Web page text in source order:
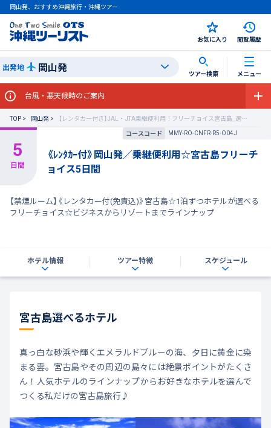
岡山発、おすすめ沖縄旅行・沖縄ツアー
お気に入り 閲覧履歴
出発地 岡山発 ツアー検索 メニュー
台風・悪天候時のご案内
TOP 岡山発
【レンタカー付き】JAL・JTA乗継便利用！フリーチョイス宮古島_選べるホテル宮古島
コースコード
MMY-RO-CNFR-R5-O04J
《ﾚﾝﾀｶｰ付》岡山発／乗継便利用☆宮古島フリーチ
ョイス5日間
【禁煙ルーム】《レンタカー付(免責込)》宮古島☆1泊ずつホテルが選べる
フリーチョイス☆ビジネスからリゾートまでラインナップ
ホテル情報 ツアー特徴 スケジュール
宮古島選べるホテル
真っ白な砂浜や輝くエメラルドブルーの海、夕日に黄金に染
まる雲。宮古島やその周辺の島々には絶景ポイントがたくさ
ん！人気ホテルのラインナップからお好きなホテルを選んで
つくる私だけの宮古島旅行♪